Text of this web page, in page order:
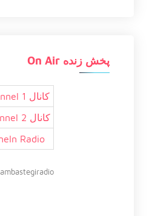
پخش زنده On Air
کانال 1 Channel
کانال 2 Channel
Radio